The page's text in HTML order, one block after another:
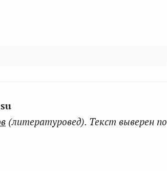
(литературовед). Текст выверен по